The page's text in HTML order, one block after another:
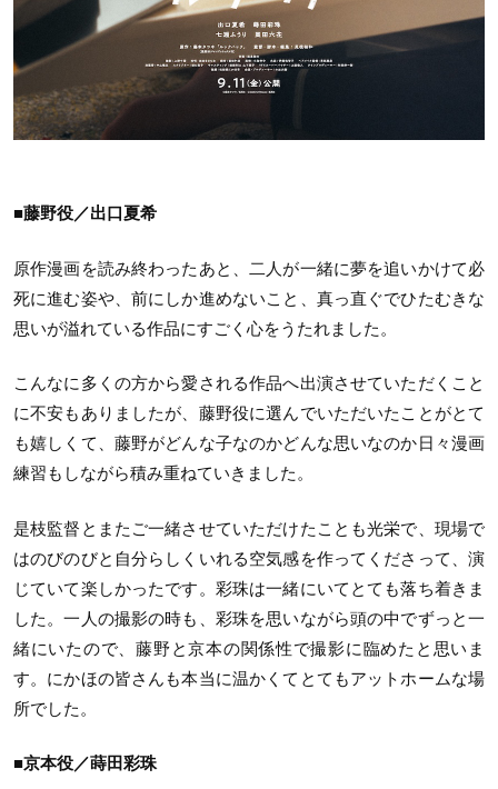
■藤野役／出口夏希
原作漫画を読み終わったあと、二人が一緒に夢を追いかけて必
死に進む姿や、前にしか進めないこと、真っ直ぐでひたむきな
思いが溢れている作品にすごく心をうたれました。
こんなに多くの方から愛される作品へ出演させていただくこと
に不安もありましたが、藤野役に選んでいただいたことがとて
も嬉しくて、藤野がどんな子なのかどんな思いなのか日々漫画
練習もしながら積み重ねていきました。
是枝監督とまたご一緒させていただけたことも光栄で、現場で
はのびのびと自分らしくいれる空気感を作ってくださって、演
じていて楽しかったです。彩珠は一緒にいてとても落ち着きま
した。一人の撮影の時も、彩珠を思いながら頭の中でずっと一
緒にいたので、藤野と京本の関係性で撮影に臨めたと思いま
す。にかほの皆さんも本当に温かくてとてもアットホームな場
所でした。
■京本役／蒔田彩珠